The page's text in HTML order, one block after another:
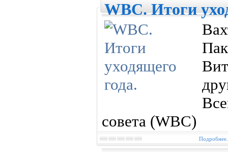
WBC. Итоги
совета (WBC)